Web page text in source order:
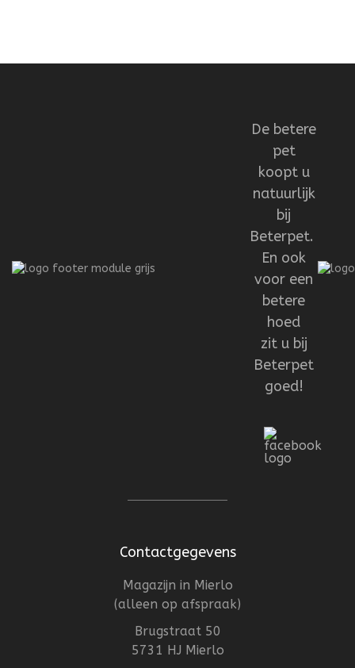
De betere
pet
koopt u
natuurlijk
bij
Beterpet.
En ook
voor een
betere
hoed
zit u bij
Beterpet
goed!
Contactgegevens
Magazijn in Mierlo
(alleen op afspraak)
Brugstraat 50
5731 HJ Mierlo